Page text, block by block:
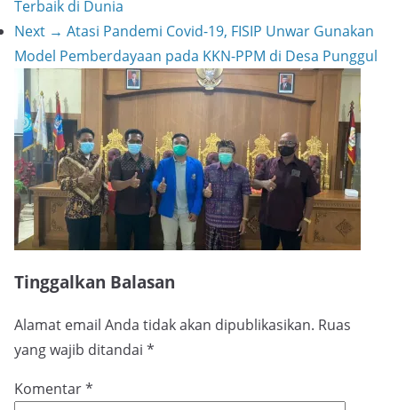
Terbaik di Dunia
Next → Atasi Pandemi Covid-19, FISIP Unwar Gunakan
Model Pemberdayaan pada KKN-PPM di Desa Punggul
Tinggalkan Balasan
Alamat email Anda tidak akan dipublikasikan. Ruas
yang wajib ditandai *
Komentar*